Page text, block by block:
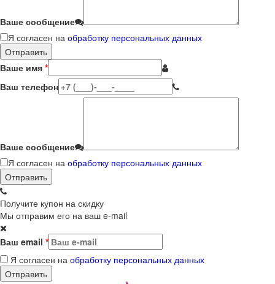
Ваше сообщение
Я согласен на обработку персональных данных
Ваше имя *
Ваш телефон
Ваше сообщение
Я согласен на обработку персональных данных
Получите купон на скидку
Мы отправим его на ваш e-mail
Ваш email *
Я согласен на обработку персональных данных